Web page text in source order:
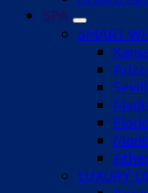
SPA
SMART
LUXURY